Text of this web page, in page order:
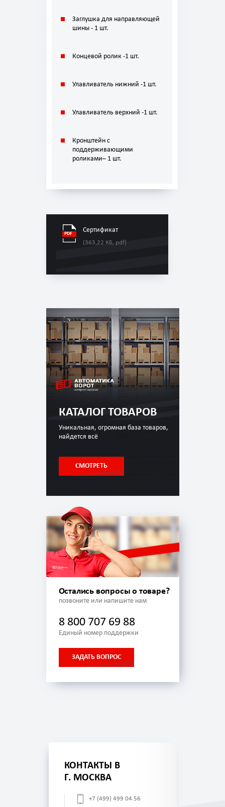
Заглушка для направляющей
шины - 1 шт.
Концевой ролик -1 шт.
Улавливатель нижний -1 шт.
Улавливатель верхний -1 шт.
Кронштейн с
поддерживающими
роликами– 1 шт.
Сертификат
(363,22 КБ, pdf)
КАТАЛОГ ТОВАРОВ
Уникальная, огромная база товаров,
найдется всё
СМОТРЕТЬ
Остались вопросы о товаре?
позвоните или напишите нам
8 800 707 69 88
Единый номер поддержки
ЗАДАТЬ ВОПРОС
КОНТАКТЫ В
Г. МОСКВА
+7 (499) 499 04 56